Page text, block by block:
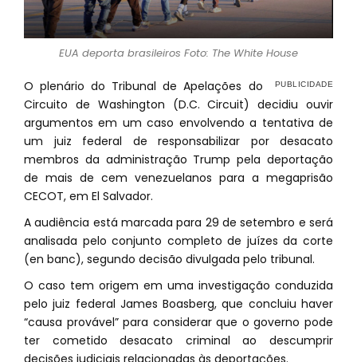
EUA deporta brasileiros Foto: The White House
O plenário do Tribunal de Apelações do
Circuito de Washington (D.C. Circuit) decidiu ouvir
argumentos em um caso envolvendo a tentativa de
um juiz federal de responsabilizar por desacato
membros da administração Trump pela deportação
de mais de cem venezuelanos para a megaprisão
CECOT, em El Salvador.
A audiência está marcada para 29 de setembro e será
analisada pelo conjunto completo de juízes da corte
(en banc), segundo decisão divulgada pelo tribunal.
O caso tem origem em uma investigação conduzida
pelo juiz federal James Boasberg, que concluiu haver
“causa provável” para considerar que o governo pode
ter cometido desacato criminal ao descumprir
decisões judiciais relacionadas às deportações.